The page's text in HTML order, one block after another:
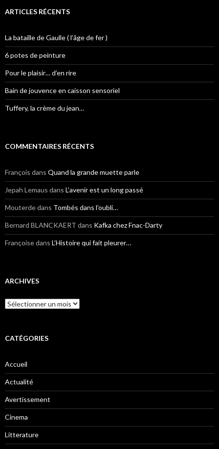
ARTICLES RÉCENTS
La bataille de Gaulle ( l’âge de fer )
6 potes de peinture
Pour le plaisir… d’en rire
Bain de jouvence en caisson sensoriel
Tuffery, la crème du jean…
COMMENTAIRES RÉCENTS
François dans Quand la grande muette parle
Jepah Lemaus dans L’avenir est un long passé
Mouterdedans Tombés dans l’oubli…
Bernard BLANCKAERT dans Kafka chez Fnac-Darty
Françoisedans L’Histoire qui fait pleurer…
ARCHIVES
Archives
CATÉGORIES
Accueil
Actualité
Avertissement
Cinema
Litterature